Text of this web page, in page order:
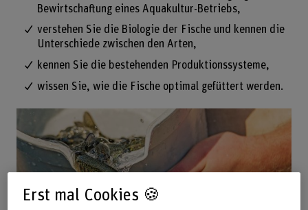
Bewirtschaftung eines Aquakultur-Betriebs,
verstehen Sie die Biologie der Fische und kennen die
Unterschiede zwischen den Arten,
kennen Sie die bestehenden Produktionssysteme,
wissen Sie, wie die Fische optimal gefüttert werden.
Erst mal Cookies 🍪